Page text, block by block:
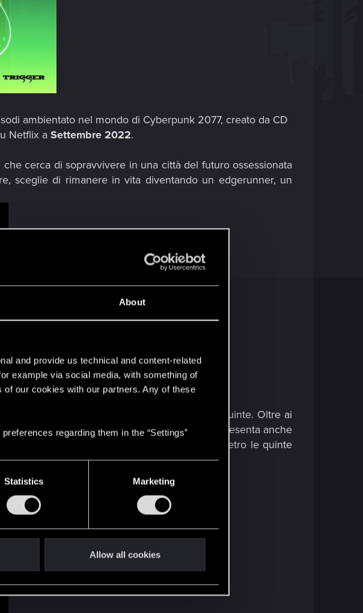
About
and provide us technical and content-related
example via social media, with something of
our cookies with our partners. Any of these
regarding them in the “Settings”
Statistics Marketing
Allow all cookies
ambientato nel mondo di Cyberpunk 2077, creato da CD
Netflix a Settembre 2022.
cerca di sopravvivere in una città del futuro ossessionata
sceglie di rimanere in vita diventando un edgerunner, un
forma di un teaser trailer e video dietro le quinte. Oltre ai
RED coinvolto nel progetto, il documentario presenta anche
di una scena dell'anime. I futuri video dietro le quinte
di Studio Trigger.​